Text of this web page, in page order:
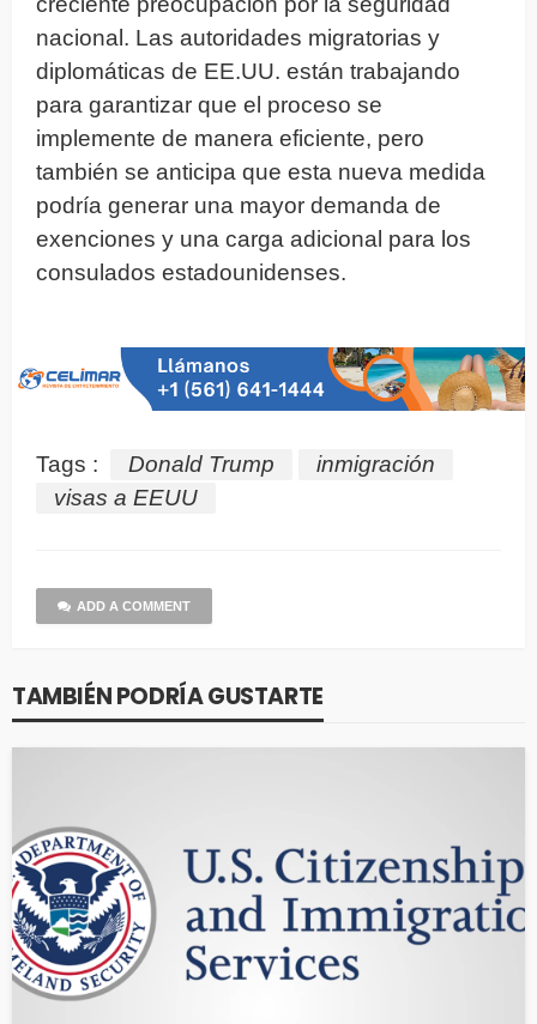
nacional. Las autoridades migratorias y
diplomáticas de EE.UU. están trabajando
para garantizar que el proceso se
implemente de manera eficiente, pero
también se anticipa que esta nueva medida
podría generar una mayor demanda de
exenciones y una carga adicional para los
consulados estadounidenses.
Tags : Donald Trump
inmigración
visas a EEUU
ADD A COMMENT
TAMBIÉN PODRÍA GUSTARTE